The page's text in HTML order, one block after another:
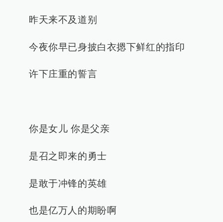
昨天来不及道别
今夜你早已身披白衣摁下鲜红的指印
许下庄重的誓言
你是女儿 你是父亲
是召之即来的勇士
是敢于冲锋的英雄
也是亿万人的期盼啊